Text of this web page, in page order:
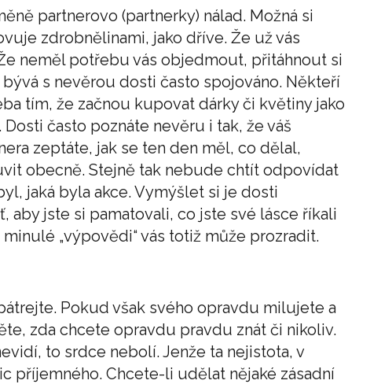
partnerovo (partnerky) nálad. Možná si
zdrobnělinami, jako dříve. Že už vás
neměl potřebu vás objedmout, přitáhnout si
s nevěrou dosti často spojováno. Někteří
tím, že začnou kupovat dárky či květiny jako
často poznáte nevěru i tak, že váš
zeptáte, jak se ten den měl, co dělal,
obecně. Stejně tak nebude chtít odpovídat
jaká byla akce. Vymýšlet si je dosti
aby jste si pamatovali, co jste své lásce říkali
„výpovědi“ vás totiž může prozradit.
Pokud však svého opravdu milujete a
zda chcete opravdu pravdu znát či nikoliv.
to srdce nebolí. Jenže ta nejistota, v
příjemného. Chcete-li udělat nějaké zásadní